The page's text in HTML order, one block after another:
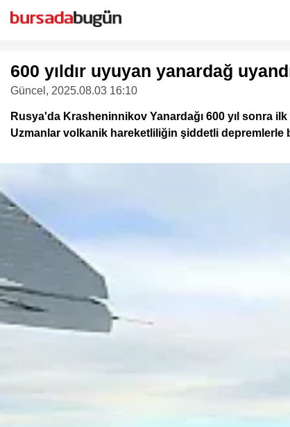
600 yıldır uyuyan yanardağ
Güncel , 2025.08.03 16:10
Rusya'da Krasheninnikov Yanardağı 600 yıl sonra
Uzmanlar volkanik hareketliliğin şiddetli depremlerle